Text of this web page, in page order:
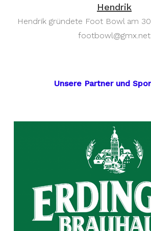
Hendrik
Hendrik gründete Foot Bowl am
footbowl@gmx.net
Unsere Partner und